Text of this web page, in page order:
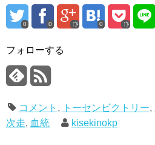
0 0 0
フォローする
コメント , トーセンビクトリー,
次走, 血統 kisekinokp